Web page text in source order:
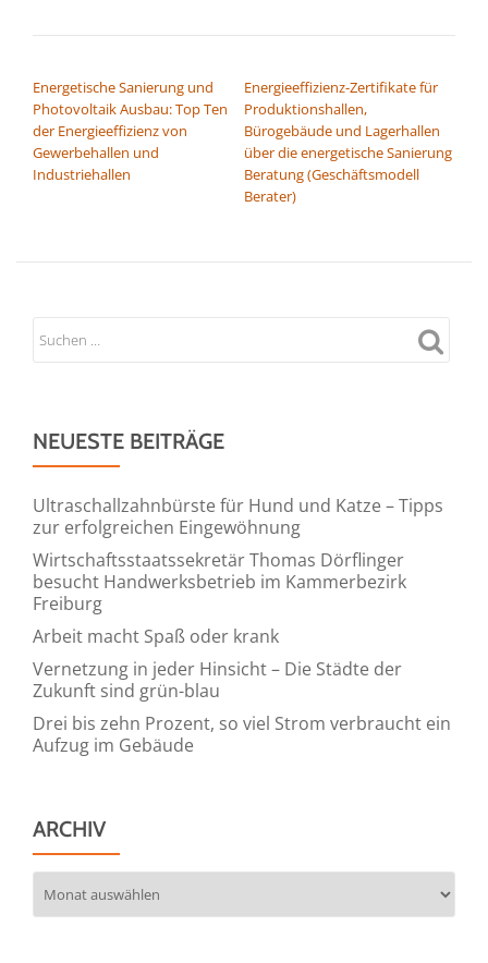
Energetische Sanierung und
Photovoltaik Ausbau: Top Ten
der Energieeffizienz von
Gewerbehallen und
Industriehallen
Energieeffizienz-Zertifikate für
Produktionshallen,
Bürogebäude und Lagerhallen
über die energetische Sanierung
Beratung (Geschäftsmodell
Berater)
NEUESTE BEITRÄGE
Ultraschallzahnbürste für Hund und Katze – Tipps
zur erfolgreichen Eingewöhnung
Wirtschaftsstaatssekretär Thomas Dörflinger
besucht Handwerksbetrieb im Kammerbezirk
Freiburg
Arbeit macht Spaß oder krank
Vernetzung in jeder Hinsicht – Die Städte der
Zukunft sind grün-blau
Drei bis zehn Prozent, so viel Strom verbraucht ein
Aufzug im Gebäude
ARCHIV